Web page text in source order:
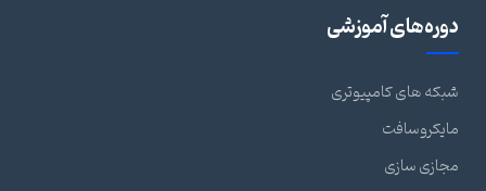
دوره‌های آموزشی
شبکه های کامپیوتری
مایکروسافت
مجازی سازی